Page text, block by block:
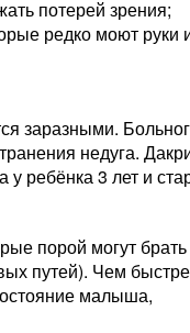
потерей зрения;
редко моют руки
заразными.
недуга.
у ребёнка 3 лет и
порой могут
путей). Чем
малыша,